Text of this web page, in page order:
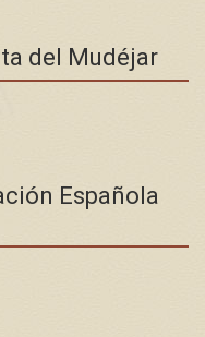
del Mudéjar
Española